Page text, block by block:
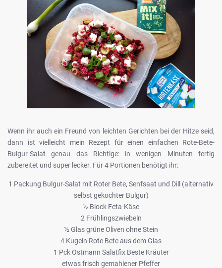
Wenn ihr auch ein Freund von leichten Gerichten bei der Hitze seid,
dann ist vielleicht mein Rezept für einen einfachen Rote-Bete-
Bulgur-Salat genau das Richtige: in wenigen Minuten fertig
zubereitet und super lecker. Für 4 Portionen benötigt ihr:
1 Packung Bulgur-Salat mit Roter Bete, Senfsaat und Dill (alternativ
selbst gekochter Bulgur)
½ Block Feta-Käse
2 Frühlingszwiebeln
½ Glas grüne Oliven ohne Stein
4 Kugeln Rote Bete aus dem Glas
1 Pck Ostmann Salatfix Beste Kräuter
etwas frisch gemahlener Pfeffer